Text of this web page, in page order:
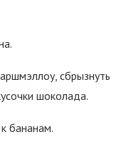
сбрызнуть
шоколада.
бананам.